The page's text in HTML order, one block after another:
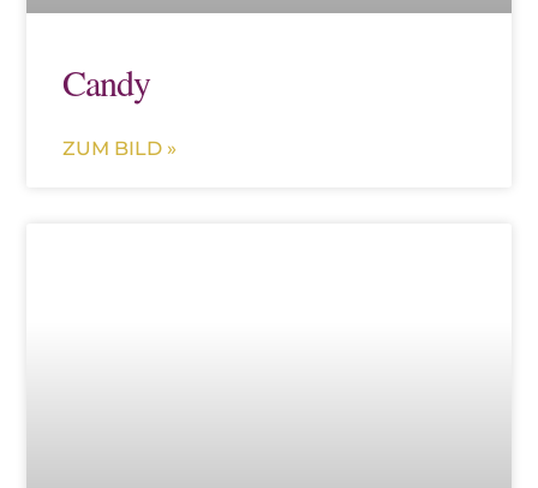
Candy
ZUM BILD »